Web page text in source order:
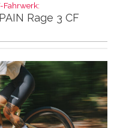
Fahrwerk:
Rage 3 CF